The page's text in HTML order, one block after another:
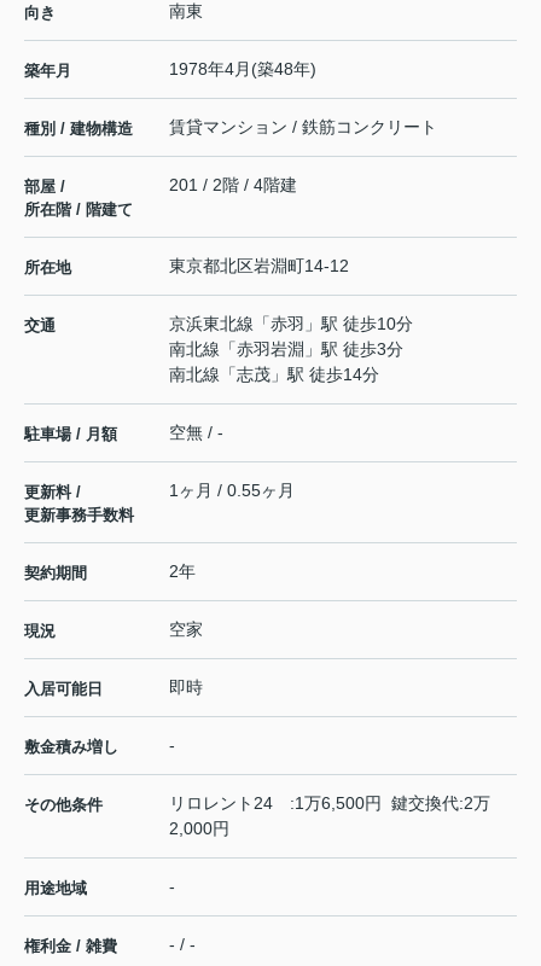
向き 南東
築年月 1978年4月(築48年)
種別 / 建物構造 賃貸マンション / 鉄筋コンクリート
部屋 /
所在階 / 階建て
201 / 2階 / 4階建
所在地 東京都北区岩淵町14-12
交通 京浜東北線 「赤羽 」駅 徒歩10分
南北線 「赤羽岩淵 」駅 徒歩3分
南北線 「志茂 」駅 徒歩14分
駐車場 / 月額 空無 / -
更新料 /
更新事務手数料
1ヶ月 / 0.55ヶ月
契約期間 2年
現況 空家
入居可能日 即時
敷金積み増し -
その他条件
リロレント24 :1万6,500円 鍵交換代:2万
2,000円
用途地域 -
権利金 / 雑費 - / -